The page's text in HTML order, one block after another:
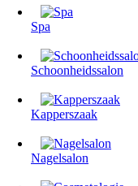
Spa
Schoonheidssalon
Kapperszaak
Nagelsalon